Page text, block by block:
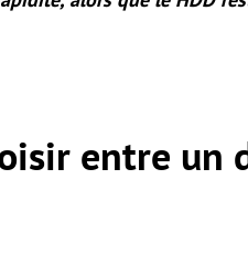
entre un